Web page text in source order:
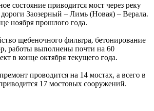
состояние приводится мост через реку
Заозерный – Лимь (Новая) – Верала.
ноября прошлого года.
щебеночного фильтра, бетонирование
работы выполнены почти на 60
в конце октября текущего года.
проводится на 14 мостах, а всего в
17 мостовых сооружений.